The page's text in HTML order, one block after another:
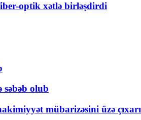
optik xətlə birləşdirdi
olub
mübarizəsini üzə